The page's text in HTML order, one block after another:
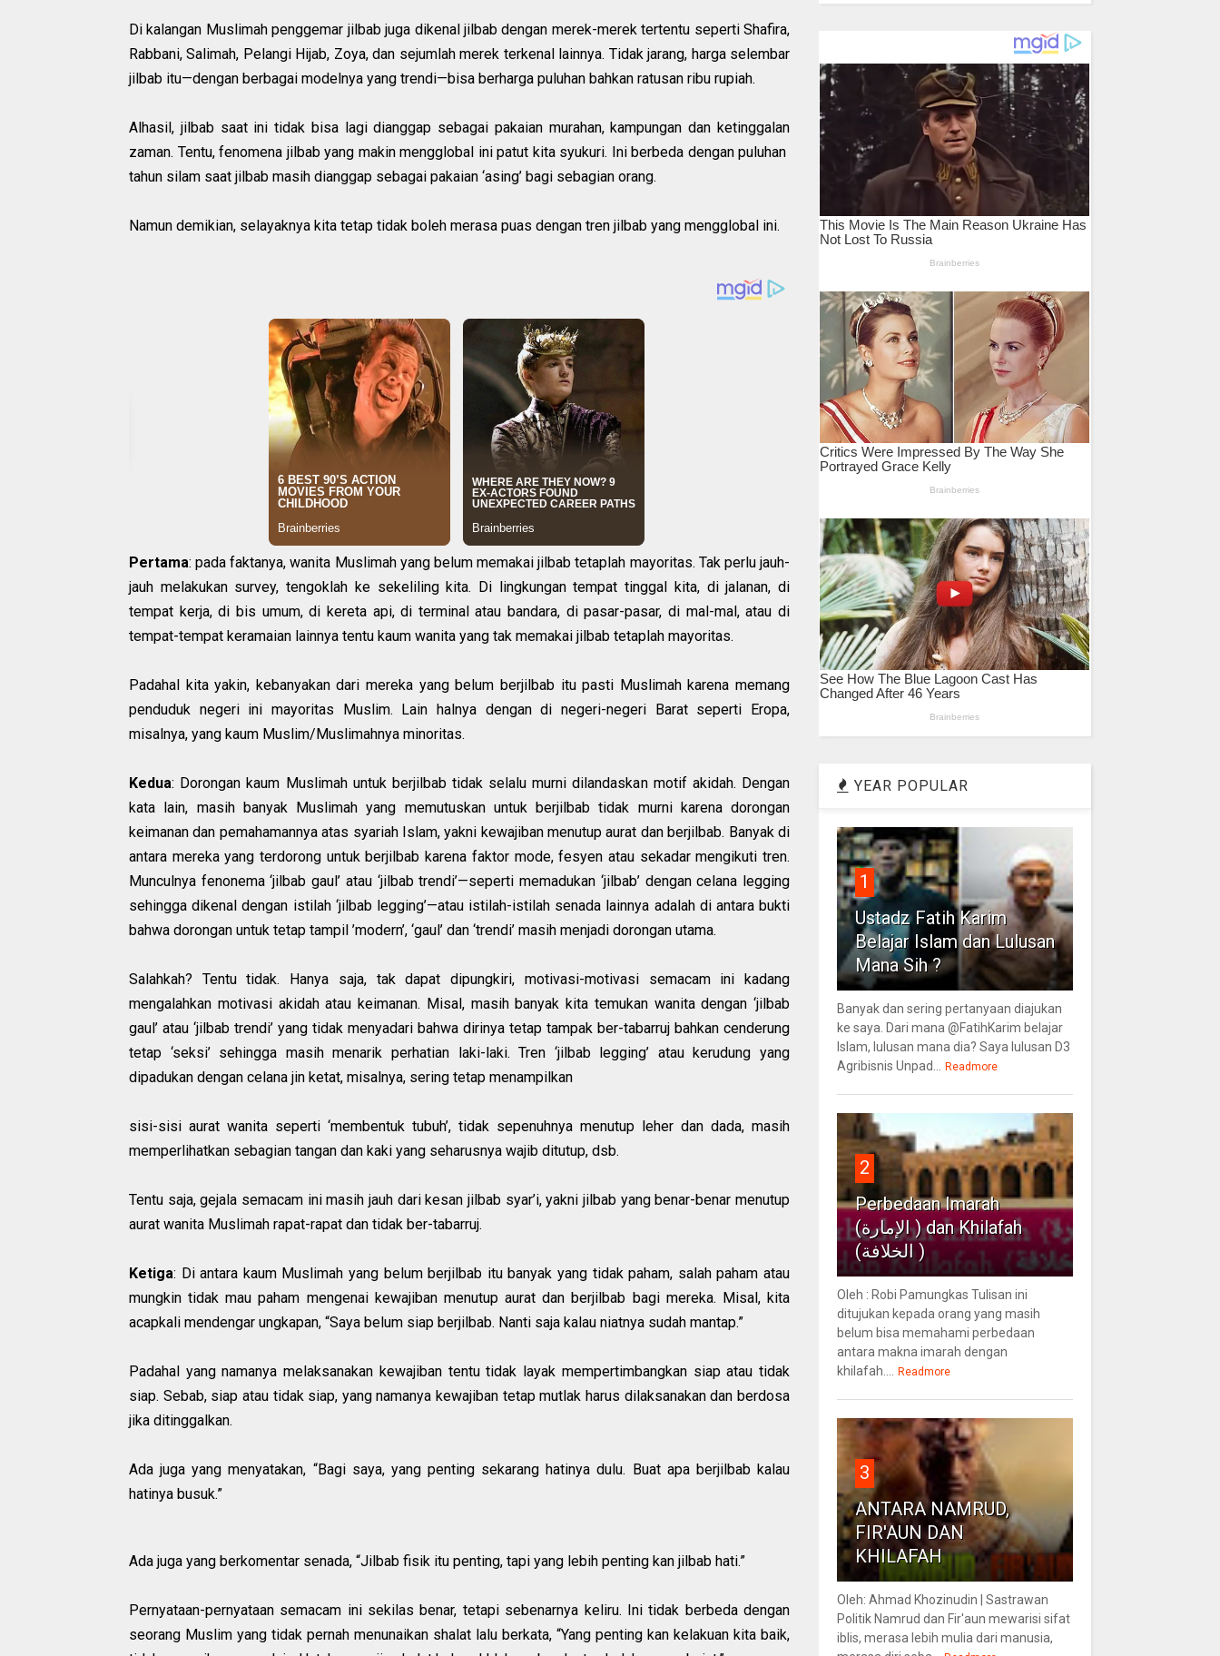
Di kalangan Muslimah penggemar jilbab juga dikenal jilbab dengan merek-merek tertentu seperti Shafira,
Rabbani, Salimah, Pelangi Hijab, Zoya, dan sejumlah merek terkenal lainnya. Tidak jarang, harga selembar
jilbab itu—dengan berbagai modelnya yang trendi—bisa berharga puluhan bahkan ratusan ribu rupiah.
Alhasil, jilbab saat ini tidak bisa lagi dianggap sebagai pakaian murahan, kampungan dan ketinggalan
zaman. Tentu, fenomena jilbab yang makin mengglobal ini patut kita syukuri. Ini berbeda dengan puluhan
tahun silam saat jilbab masih dianggap sebagai pakaian ‘asing’ bagi sebagian orang.
Namun demikian, selayaknya kita tetap tidak boleh merasa puas dengan tren jilbab yang mengglobal ini.
Pertama: pada faktanya, wanita Muslimah yang belum memakai jilbab tetaplah mayoritas. Tak perlu jauh-
jauh melakukan survey, tengoklah ke sekeliling kita. Di lingkungan tempat tinggal kita, di jalanan, di
tempat kerja, di bis umum, di kereta api, di terminal atau bandara, di pasar-pasar, di mal-mal, atau di
tempat-tempat keramaian lainnya tentu kaum wanita yang tak memakai jilbab tetaplah mayoritas.
Padahal kita yakin, kebanyakan dari mereka yang belum berjilbab itu pasti Muslimah karena memang
penduduk negeri ini mayoritas Muslim. Lain halnya dengan di negeri-negeri Barat seperti Eropa,
misalnya, yang kaum Muslim/Muslimahnya minoritas.
Kedua: Dorongan kaum Muslimah untuk berjilbab tidak selalu murni dilandaskan motif akidah. Dengan
kata lain, masih banyak Muslimah yang memutuskan untuk berjilbab tidak murni karena dorongan
keimanan dan pemahamannya atas syariah Islam, yakni kewajiban menutup aurat dan berjilbab. Banyak di
antara mereka yang terdorong untuk berjilbab karena faktor mode, fesyen atau sekadar mengikuti tren.
Munculnya fenonema ‘jilbab gaul’ atau ‘jilbab trendi’—seperti memadukan ‘jilbab’ dengan celana legging
sehingga dikenal dengan istilah ‘jilbab legging’—atau istilah-istilah senada lainnya adalah di antara bukti
bahwa dorongan untuk tetap tampil ’modern’, ‘gaul’ dan ‘trendi’ masih menjadi dorongan utama.
Salahkah? Tentu tidak. Hanya saja, tak dapat dipungkiri, motivasi-motivasi semacam ini kadang
mengalahkan motivasi akidah atau keimanan. Misal, masih banyak kita temukan wanita dengan ‘jilbab
gaul’ atau ‘jilbab trendi’ yang tidak menyadari bahwa dirinya tetap tampak ber-tabarruj bahkan cenderung
tetap ‘seksi’ sehingga masih menarik perhatian laki-laki. Tren ‘jilbab legging’ atau kerudung yang
dipadukan dengan celana jin ketat, misalnya, sering tetap menampilkan
sisi-sisi aurat wanita seperti ‘membentuk tubuh’, tidak sepenuhnya menutup leher dan dada, masih
memperlihatkan sebagian tangan dan kaki yang seharusnya wajib ditutup, dsb.
Tentu saja, gejala semacam ini masih jauh dari kesan jilbab syar’i, yakni jilbab yang benar-benar menutup
aurat wanita Muslimah rapat-rapat dan tidak ber-tabarruj.
Ketiga: Di antara kaum Muslimah yang belum berjilbab itu banyak yang tidak paham, salah paham atau
mungkin tidak mau paham mengenai kewajiban menutup aurat dan berjilbab bagi mereka. Misal, kita
acapkali mendengar ungkapan, “Saya belum siap berjilbab. Nanti saja kalau niatnya sudah mantap.”
Padahal yang namanya melaksanakan kewajiban tentu tidak layak mempertimbangkan siap atau tidak
siap. Sebab, siap atau tidak siap, yang namanya kewajiban tetap mutlak harus dilaksanakan dan berdosa
jika ditinggalkan.
Ada juga yang menyatakan, “Bagi saya, yang penting sekarang hatinya dulu. Buat apa berjilbab kalau
hatinya busuk.”
Ada juga yang berkomentar senada, “Jilbab fisik itu penting, tapi yang lebih penting kan jilbab hati.”
Pernyataan-pernyataan semacam ini sekilas benar, tetapi sebenarnya keliru. Ini tidak berbeda dengan
seorang Muslim yang tidak pernah menunaikan shalat lalu berkata, “Yang penting kan kelakuan kita baik,
YEAR POPULAR
1
Ustadz Fatih Karim
Belajar Islam dan Lulusan
Mana Sih ?
Banyak dan sering pertanyaan diajukan
ke saya. Dari mana @FatihKarim belajar
Islam, lulusan mana dia? Saya lulusan D3
Agribisnis Unpad...
Readmore
2
Perbedaan Imarah
(الإمارة ) dan Khilafah
(الخلافة )
Oleh : Robi Pamungkas Tulisan ini
ditujukan kepada orang yang masih
belum bisa memahami perbedaan
antara makna imarah dengan
khilafah....
Readmore
3
ANTARA NAMRUD,
FIR'AUN DAN
KHILAFAH
Oleh: Ahmad Khozinudin | Sastrawan
Politik Namrud dan Fir'aun mewarisi sifat
iblis, merasa lebih mulia dari manusia,